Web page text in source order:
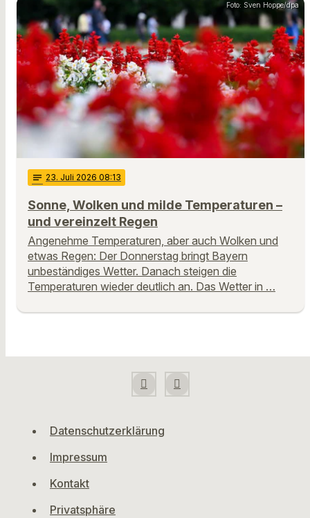
Foto: Sven Hoppe/dpa
notes 23. Juli 2026 08:13
Sonne, Wolken und milde Temperaturen –
und vereinzelt Regen
Angenehme Temperaturen, aber auch Wolken und
etwas Regen: Der Donnerstag bringt Bayern
unbeständiges Wetter. Danach steigen die
Temperaturen wieder deutlich an. Das Wetter in …
Datenschutzerklärung
Impressum
Kontakt
Privatsphäre